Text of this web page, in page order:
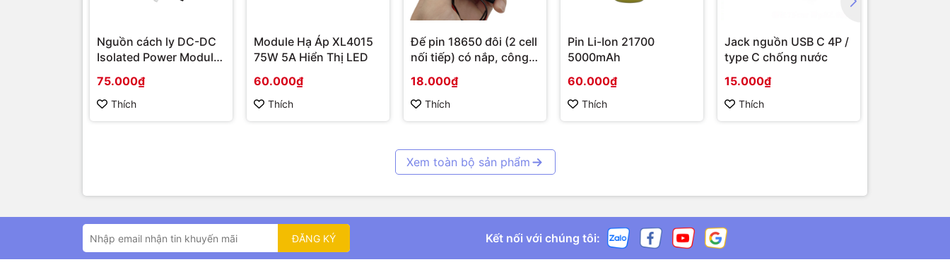
Nguồn cách ly DC-DC
Isolated Power Module
75.000₫
Thích
Module Hạ Áp XL4015
75W 5A Hiển Thị LED
60.000₫
Thích
Đế pin 18650 đôi (2 cell
nối tiếp) có nắp, công
18.000₫
Thích
Pin Li-Ion 21700
5000mAh
60.000₫
Thích
Jack nguồn USB C 4P /
type C chống nước
15.000₫
Thích
Xem toàn bộ sản phẩm
ĐĂNG KÝ Kết nối với chúng tôi: